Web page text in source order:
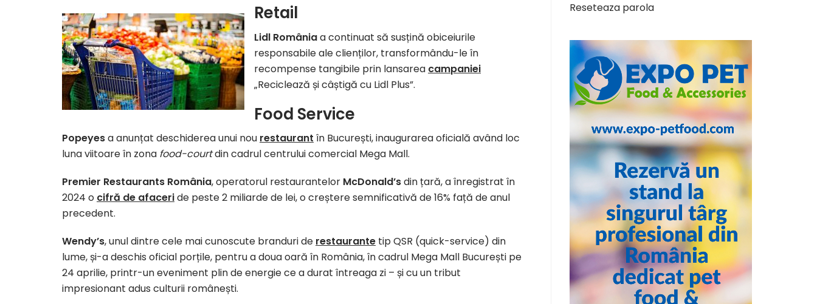
Retail
Lidl Româniaa continuat să susțină obiceiurile
responsabile ale clienților, transformându-le în
recompense tangibile prin lansarea campaniei
„Reciclează și câștigă cu Lidl Plus”.
Food Service
Popeyesa anunțat deschiderea unui nou restaurant în București, inaugurarea oficială având loc
luna viitoare în zona food-courtdin cadrul centrului comercial Mega Mall.
Premier Restaurants România, operatorul restaurantelor McDonald’sdin țară, a înregistrat în
2024 o cifră de afaceride peste 2 miliarde de lei, o creștere semnificativă de 16% față de anul
precedent.
Wendy’s, unul dintre cele mai cunoscute branduri de restaurante tip QSR (quick-service) din
lume, și-a deschis oficial porțile, pentru a doua oară în România, în cadrul Mega Mall București pe
24 aprilie, printr-un eveniment plin de energie ce a durat întreaga zi – și cu un tribut
impresionant adus culturii românești.
Reseteaza parola